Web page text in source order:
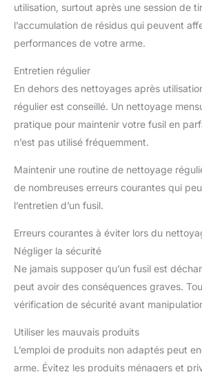
utilisation, surtout après une session de
l’accumulation de résidus qui peuvent
performances de votre arme.
Entretien régulier
En dehors des nettoyages après
régulier est conseillé. Un nettoyage
pratique pour maintenir votre fusil en
n’est pas utilisé fréquemment.
Maintenir une routine de nettoyage
de nombreuses erreurs courantes qui
l’entretien d’un fusil.
Erreurs courantes à éviter lors du
Négliger la sécurité
Ne jamais supposer qu’un fusil est
peut avoir des conséquences graves.
vérification de sécurité avant
Utiliser les mauvais produits
L’emploi de produits non adaptés peut
arme. Évitez les produits ménagers et